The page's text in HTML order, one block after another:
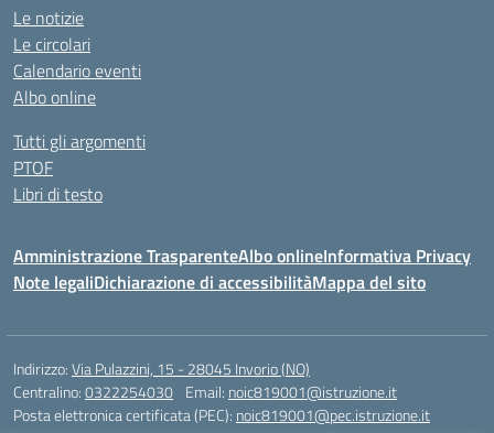
Le notizie
Le circolari
Calendario eventi
Albo online
Tutti gli argomenti
PTOF
Libri di testo
Amministrazione TrasparenteAlbo onlineInformativa Privacy
Note legaliDichiarazione di accessibilitàMappa del sito
Indirizzo:Via Pulazzini, 15 - 28045 Invorio (NO)
Centralino:0322254030 Email: noic819001@istruzione.it
Posta elettronica certificata (PEC): noic819001@pec.istruzione.it